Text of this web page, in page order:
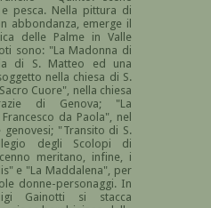
pesca. Nella pittura di
abbondanza, emerge il
delle Palme in Valle
sono: "La Madonna di
di S. Matteo ed una
nella chiesa di S.
Cuore", nella chiesa
di Genova; "La
da Paola", nel
genovesi; "Transito di S.
degli Scolopi di
meritano, infine, i
e "La Maddalena", per
donne-personaggi. In
Gainotti si stacca